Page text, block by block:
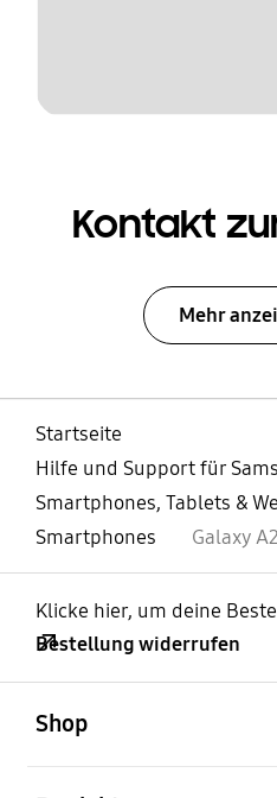
Kontakt
Mehr
Startseite
Hilfe und Support für
Smartphones, Tablets &
Smartphones
Galaxy
Klicke hier, um deine
Bestellung widerrufen
Shop